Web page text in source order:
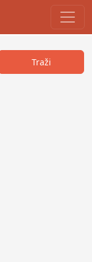
Traži